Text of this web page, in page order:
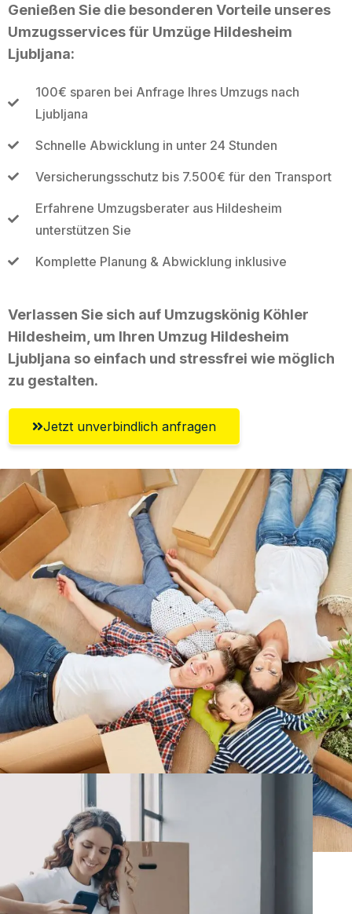
Genießen Sie die besonderen Vorteile unseres
Umzugsservices für Umzüge Hildesheim
Ljubljana:
100€ sparen bei Anfrage Ihres Umzugs nach
Ljubljana
Schnelle Abwicklung in unter 24 Stunden
Versicherungsschutz bis 7.500€ für den Transport
Erfahrene Umzugsberater aus Hildesheim
unterstützen Sie
Komplette Planung & Abwicklung inklusive
Verlassen Sie sich auf Umzugskönig Köhler
Hildesheim, um Ihren Umzug Hildesheim
Ljubljana so einfach und stressfrei wie möglich
zu gestalten.
Jetzt unverbindlich anfragen